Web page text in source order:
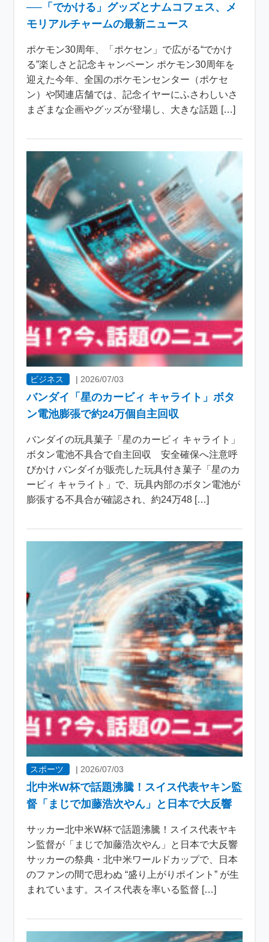
──「でかける」グッズとナムコフェス、メ
モリアルチャームの最新ニュース
ポケモン30周年、「ポケセン」で広がる“でかけ
る”楽しさと記念キャンペーン ポケモン30周年を
迎えた今年、全国のポケモンセンター（ポケセ
ン）や関連店舗では、記念イヤーにふさわしいさ
まざまな企画やグッズが登場し、大きな話題 […]
ビジネス | 2026/07/03
バンダイ「星のカービィ キャライト」ボタ
ン電池膨張で約24万個自主回収
バンダイの玩具菓子「星のカービィ キャライト」
ボタン電池不具合で自主回収 安全確保へ注意呼
びかけ バンダイが販売した玩具付き菓子「星のカ
ービィ キャライト」で、玩具内部のボタン電池が
膨張する不具合が確認され、約24万48 […]
スポーツ |2026/07/03
北中米W杯で話題沸騰！スイス代表ヤキン監
督「まじで加藤浩次やん」と日本で大反響
サッカー北中米W杯で話題沸騰！スイス代表ヤキ
ン監督が「まじで加藤浩次やん」と日本で大反響
サッカーの祭典・北中米ワールドカップで、日本
のファンの間で思わぬ “盛り上がりポイント” が生
まれています。スイス代表を率いる監督 […]